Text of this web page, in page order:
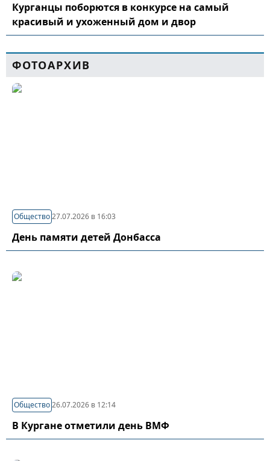
Курганцы поборются в конкурсе на самый
красивый и ухоженный дом и двор
ФОТОАРХИВ
Общество27.07.2026 в 16:03
День памяти детей Донбасса
Общество26.07.2026 в 12:14
В Кургане отметили день ВМФ